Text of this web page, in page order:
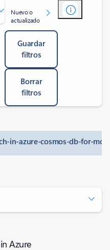
Nuevo o
actualizado
Guardar
filtros
Borrar
filtros
in-azure-cosmos-db-for-
Azure